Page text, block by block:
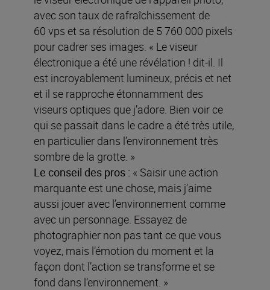
avec son taux de rafraîchissement de
60 vps et sa résolution de 5 760 000 pixels
pour cadrer ses images. « Le viseur
électronique a été une révélation ! dit-il. Il
est incroyablement lumineux, précis et net
et il se rapproche étonnamment des
viseurs optiques que j’adore. Bien voir ce
qui se passait dans le cadre a été très utile,
en particulier dans l’environnement très
sombre de la grotte. »
Le conseil des pros : « Saisir une action
marquante est une chose, mais j’aime
aussi jouer avec l’environnement comme
avec un personnage. Essayez de
photographier non pas tant ce que vous
voyez, mais l’émotion du moment et la
façon dont l’action se transforme et se
fond dans l’environnement. »